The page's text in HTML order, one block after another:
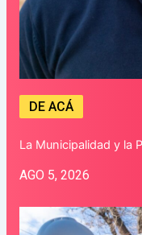
DE ACÁ
La Municipalidad y la
AGO 5, 2026